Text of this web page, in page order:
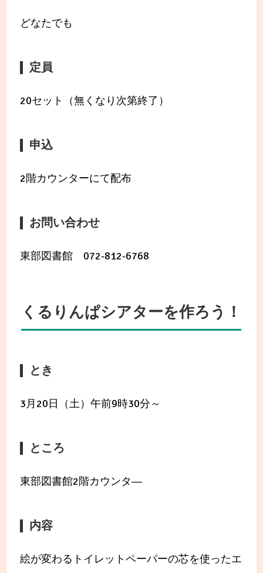
どなたでも
定員
20セット（無くなり次第終了）
申込
2階カウンターにて配布
お問い合わせ
東部図書館 072-812-6768
くるりんぱシアターを作ろう！
とき
3月20日（土）午前9時30分～
ところ
東部図書館2階カウンタ―
内容
絵が変わるトイレットペーパーの芯を使ったエ